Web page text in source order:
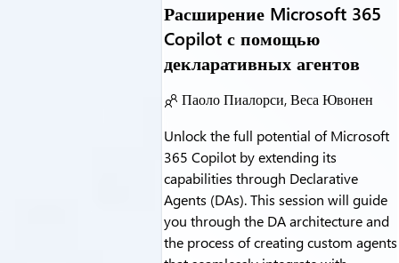
Расширение Microsoft 365
Copilot с помощью
декларативных агентов
Паоло Пиалорси, Веса Ювонен
Unlock the full potential of Microsoft
365 Copilot by extending its
capabilities through Declarative
Agents (DAs). This session will guide
you through the DA architecture and
the process of creating custom agents